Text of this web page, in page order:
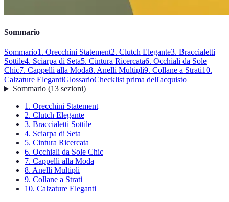
Sommario
Sommario1. Orecchini Statement2. Clutch Elegante3. Braccialetti
Sottile4. Sciarpa di Seta5. Cintura Ricercata6. Occhiali da Sole
Chic7. Cappelli alla Moda8. Anelli Multipli9. Collane a Strati10.
Calzature ElegantiGlossarioChecklist prima dell'acquisto
Sommario(13 sezioni)
1. Orecchini Statement
2. Clutch Elegante
3. Braccialetti Sottile
4. Sciarpa di Seta
5. Cintura Ricercata
6. Occhiali da Sole Chic
7. Cappelli alla Moda
8. Anelli Multipli
9. Collane a Strati
10. Calzature Eleganti